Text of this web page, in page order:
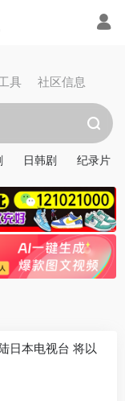
具 社区信息
日韩剧 纪录片
日本电视台 将以